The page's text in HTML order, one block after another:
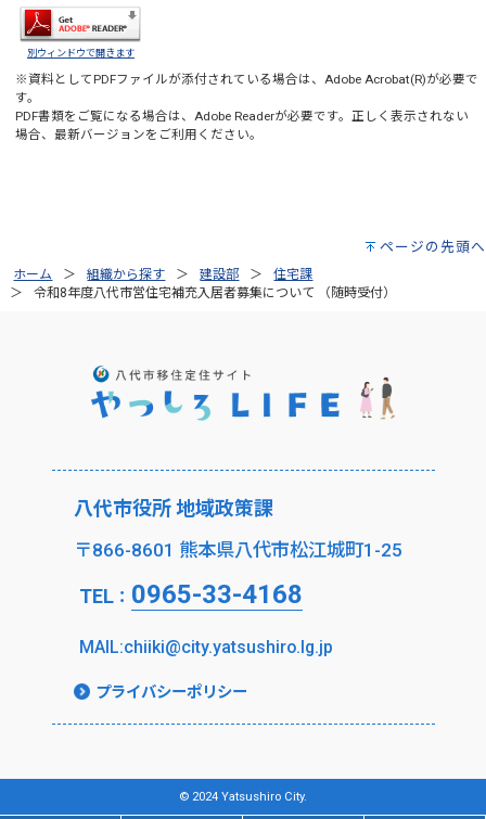
別ウィンドウで開きます
※資料としてPDFファイルが添付されている場合は、 Adobe Acrobat(R)が必要で
す。
PDF書類をご覧になる場合は、 Adobe Readerが必要です。正しく表示されない
場合、最新バージョンをご利用ください。
ページの先頭へ
ホーム 組織から探す 建設部
住宅課
令和8年度八代市営住宅補充入居者募集について （随時受付）
八代市役所 地域政策課
〒866-8601 熊本県八代市松江城町1-25
TEL： 0965-33-4168
MAIL:chiiki@city.yatsushiro.lg.jp
プライバシーポリシー
© 2024 Yatsushiro City.